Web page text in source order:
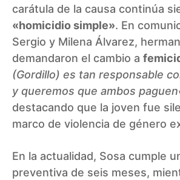
carátula de la causa continúa
«homicidio simple». En
Sergio y Milena Álvarez,
demandaron el cambio a
(Gordillo) es tan responsable
y queremos que ambos paguen
destacando que la joven fue
marco de violencia de género
En la actualidad, Sosa cumple
preventiva de seis meses,